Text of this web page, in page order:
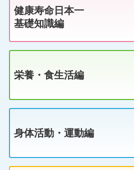
健康寿命日本一
基礎知識編
栄養・食生活編
身体活動・運動編